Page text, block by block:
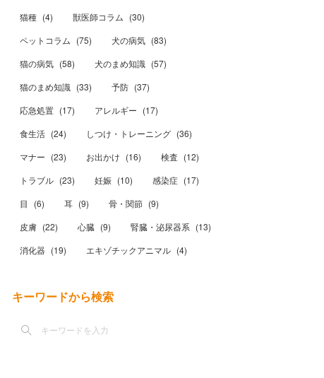
猫種 (4) 獣医師コラム (30)
ペットコラム (75) 犬の病気 (83)
猫の病気 (58) 犬のまめ知識 (57)
猫のまめ知識 (33) 予防 (37)
応急処置 (17) アレルギー (17)
食生活 (24) しつけ・トレーニング (36)
マナー (23) お出かけ (16) 検査 (12)
トラブル (23) 妊娠 (10) 感染症 (17)
目
(6) 耳 (9) 骨・関節 (9)
皮膚 (22) 心臓 (9) 腎臓・泌尿器系 (13)
消化器 (19) エキゾチックアニマル (4)
キーワードから検索